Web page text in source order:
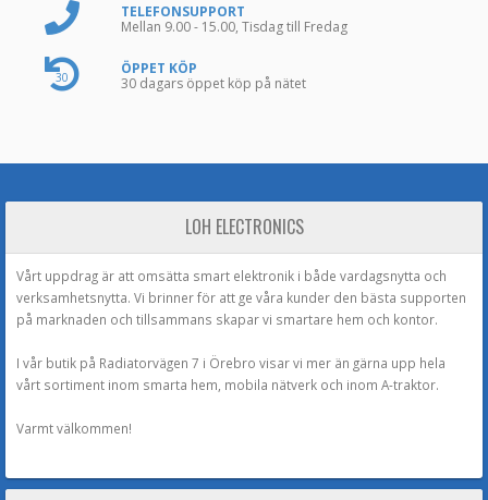
TELEFONSUPPORT
Mellan 9.00 - 15.00, Tisdag till Fredag
30
ÖPPET KÖP
30 dagars öppet köp på nätet
LOH ELECTRONICS
Vårt uppdrag är att omsätta smart elektronik i både vardagsnytta och
verksamhetsnytta. Vi brinner för att ge våra kunder den bästa supporten
på marknaden och tillsammans skapar vi smartare hem och kontor.
I vår butik på Radiatorvägen 7 i Örebro visar vi mer än gärna upp hela
vårt sortiment inom smarta hem, mobila nätverk och inom A-traktor.
Varmt välkommen!